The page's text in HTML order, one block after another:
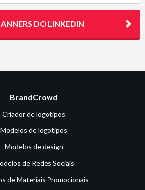
DO LINKEDIN
BrandCrowd
Criador de logotipos
Modelos de logotipos
Modelos de design
de Redes Sociais
de Materiais Promocionais